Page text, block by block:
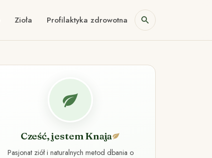
Zioła Profilaktyka zdrowotna
Cześć, jestem Knaja
Pasjonat ziół i naturalnych metod dbania o